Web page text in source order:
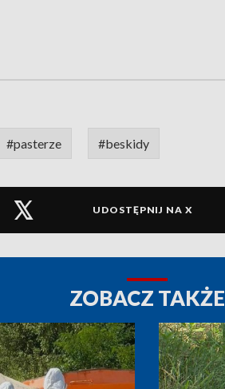
#pasterze #beskidy
UDOSTĘPNIJ NA X
ZOBACZ TAKŻE